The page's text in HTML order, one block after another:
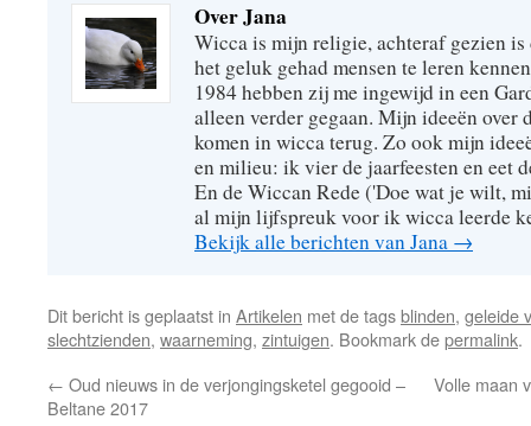
Over Jana
Wicca is mijn religie, achteraf gezien
het geluk gehad mensen te leren
1984 hebben zij me ingewijd in een
alleen verder gegaan. Mijn ideeën over
komen in wicca terug. Zo ook mijn
en milieu: ik vier de jaarfeesten en eet
En de Wiccan Rede ('Doe wat je wilt,
al mijn lijfspreuk voor ik wicca leerde
Bekijk alle berichten van Jana →
Dit bericht is geplaatst in Artikelen met de tagsblinden, geleide
slechtzienden, waarneming, zintuigen. Bookmark depermalink.
← Oud nieuws in de verjongingsketel gegooid –
Beltane 2017
Volle maan